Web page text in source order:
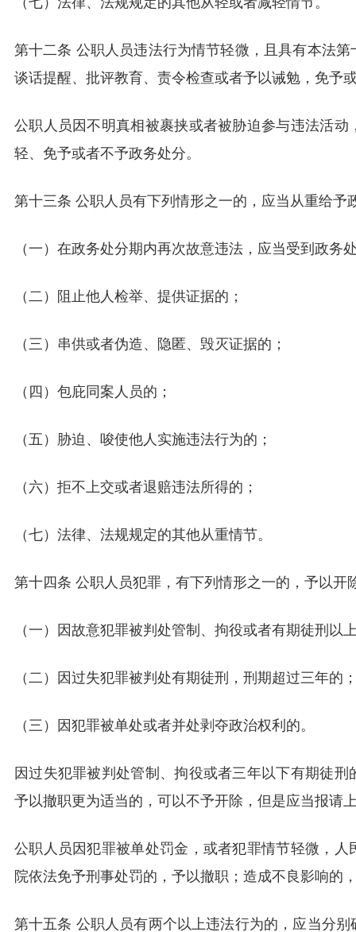
第十二条 公职人员违法行为情节轻微，且具有本法
谈话提醒、批评教育、责令检查或者予以诫勉，免予
公职人员因不明真相被裹挟或者被胁迫参与违法活
轻、免予或者不予政务处分。
第十三条 公职人员有下列情形之一的，应当从重给予
（一）在政务处分期内再次故意违法，应当受到政务
（二）阻止他人检举、提供证据的；
（三）串供或者伪造、隐匿、毁灭证据的；
（四）包庇同案人员的；
（五）胁迫、唆使他人实施违法行为的；
（六）拒不上交或者退赔违法所得的；
（七）法律、法规规定的其他从重情节。
第十四条 公职人员犯罪，有下列情形之一的，予以开
（一）因故意犯罪被判处管制、拘役或者有期徒刑以
（二）因过失犯罪被判处有期徒刑，刑期超过三年的
（三）因犯罪被单处或者并处剥夺政治权利的。
因过失犯罪被判处管制、拘役或者三年以下有期徒
予以撤职更为适当的，可以不予开除，但是应当报请
公职人员因犯罪被单处罚金，或者犯罪情节轻微，
院依法免予刑事处罚的，予以撤职；造成不良影响的
第十五条 公职人员有两个以上违法行为的，应当分